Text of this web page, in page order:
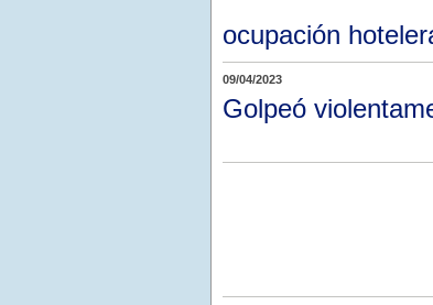
ocupación
09/04/2023
Golpeó